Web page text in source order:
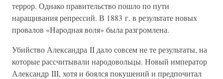
террор. Однако правительство пошло по пути
наращивания репрессий. В 1883 г. в результате новых
провалов «Народная воля» была разгромлена.
Убийство Александра II дало совсем не те результаты, на
которые рассчитывали народовольцы. Новый император
Александр III, хотя и боялся покушений и предпочитал